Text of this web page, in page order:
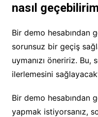
nasıl
Bir demo hesabından
sorunsuz bir geçiş
uymanızı öneririz.
ilerlemesini
Bir demo hesabından
yapmak istiyorsanız,